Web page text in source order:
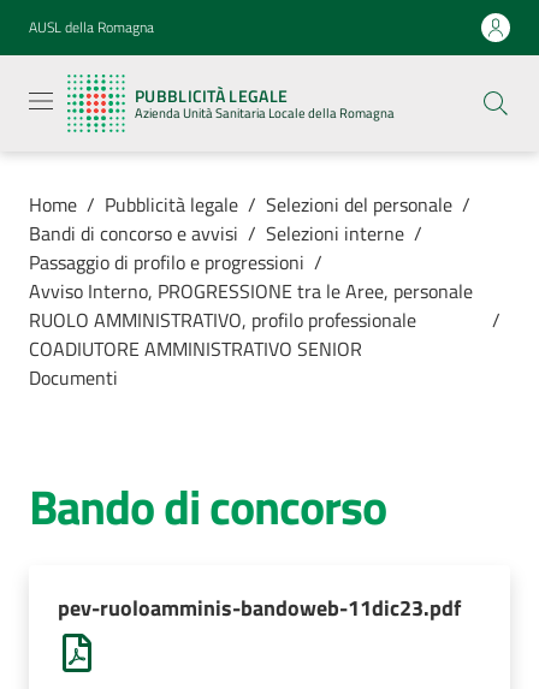
Vai al contenuto
Vai alla navigazione
Vai al footer
AUSL della Romagna
PUBBLICITÀ LEGALE
Azienda Unità Sanitaria Locale della Romagna
legale
Azienda
Unità
Locale della
Azienda
cura
Comunica
Home / Pubblicità legale / Selezioni del personale /
Bandi di concorso e avvisi / Selezioni interne /
Passaggio di profilo e progressioni /
Avviso Interno, PROGRESSIONE tra le Aree, personale
RUOLO AMMINISTRATIVO, profilo professionale
COADIUTORE AMMINISTRATIVO SENIOR
/
Documenti
Bando di concorso
pev-ruoloamminis-bandoweb-11dic23.pdf